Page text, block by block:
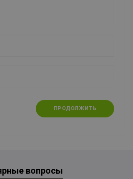
ПРОДОЛЖИТЬ
вопросы